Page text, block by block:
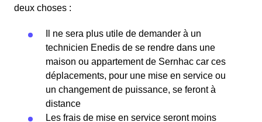
deux choses :
Il ne sera plus utile de demander à un
technicien Enedis de se rendre dans une
maison ou appartement de Sernhac car ces
déplacements, pour une mise en service ou
un changement de puissance, se feront à
distance
Les frais de mise en service seront moins